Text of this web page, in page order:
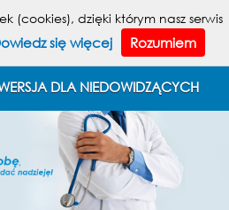
MENU
DLA NIEDOWIDZĄCYCH
(cookies), dzięki którym nasz serwis
się więcej Rozumiem